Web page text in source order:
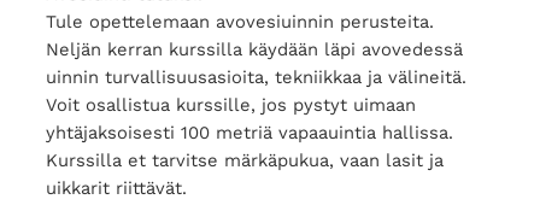
Tule opettelemaan avovesiuinnin perusteita.
Neljän kerran kurssilla käydään läpi avovedessä
uinnin turvallisuusasioita, tekniikkaa ja välineitä.
Voit osallistua kurssille, jos pystyt uimaan
yhtäjaksoisesti 100 metriä vapaauintia hallissa.
Kurssilla et tarvitse märkäpukua, vaan lasit ja
uikkarit riittävät.